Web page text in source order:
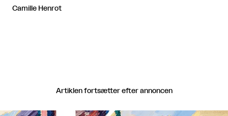
Camille Henrot
Artiklen fortsætter efter annoncen